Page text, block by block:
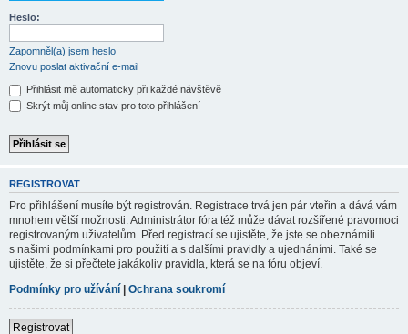
Heslo:
Zapomněl(a) jsem heslo
Znovu poslat aktivační e-mail
Přihlásit mě automaticky při každé návštěvě
Skrýt můj online stav pro toto přihlášení
REGISTROVAT
Pro přihlášení musíte být registrován. Registrace trvá jen pár vteřin a dává vám
mnohem větší možnosti. Administrátor fóra též může dávat rozšířené pravomoci
registrovaným uživatelům. Před registrací se ujistěte, že jste se obeznámili
s našimi podmínkami pro použití a s dalšími pravidly a ujednáními. Také se
ujistěte, že si přečtete jakákoliv pravidla, která se na fóru objeví.
Podmínky pro užívání | Ochrana soukromí
Registrovat